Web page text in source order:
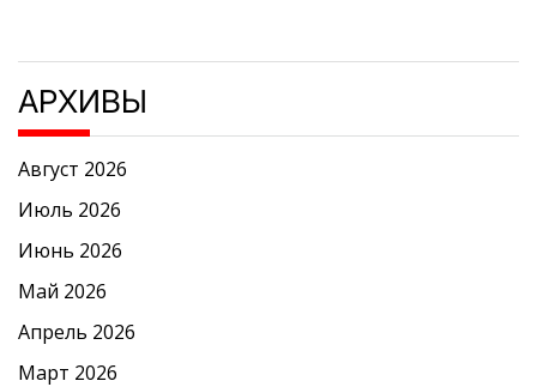
АРХИВЫ
Август 2026
Июль 2026
Июнь 2026
Май 2026
Апрель 2026
Март 2026